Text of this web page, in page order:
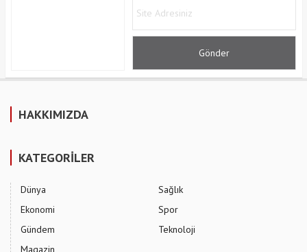
HAKKIMIZDA
KATEGORİLER
Dünya
Ekonomi
Gündem
Sağlık
Spor
Teknoloji